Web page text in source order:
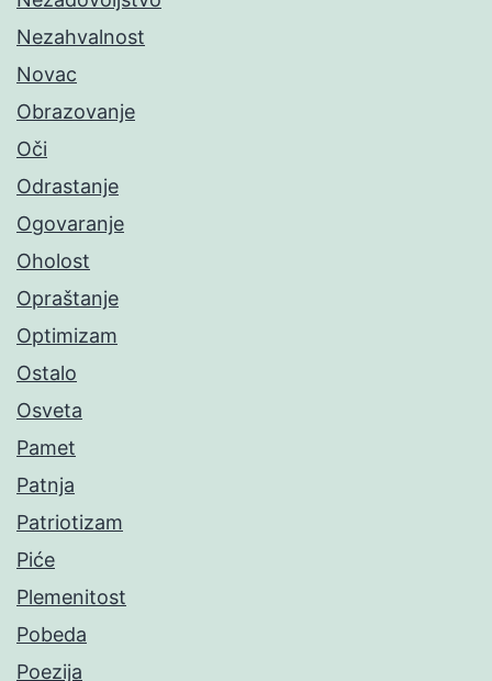
Nezahvalnost
Novac
Obrazovanje
Oči
Odrastanje
Ogovaranje
Oholost
Opraštanje
Optimizam
Ostalo
Osveta
Pamet
Patnja
Patriotizam
Piće
Plemenitost
Pobeda
Poezija